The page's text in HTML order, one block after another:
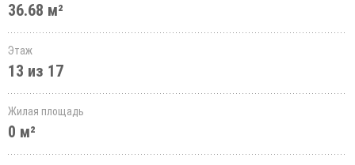
36.68 м²
Этаж
13 из 17
Жилая площадь
0 м²